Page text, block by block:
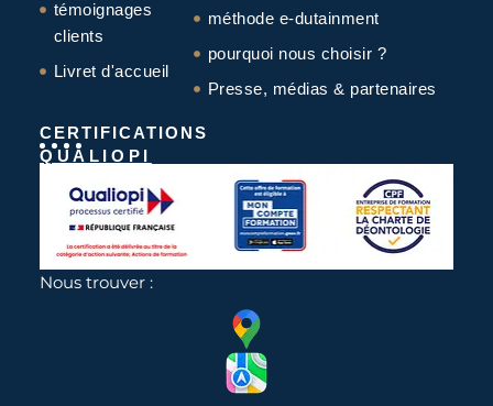
témoignages
clients
Livret d'accueil
méthode e-dutainment
pourquoi nous choisir ?
Presse, médias & partenaires
CERTIFICATIONS
QUALIOPI
Nous trouver :